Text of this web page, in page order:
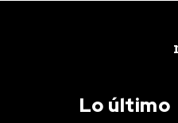
Lo último